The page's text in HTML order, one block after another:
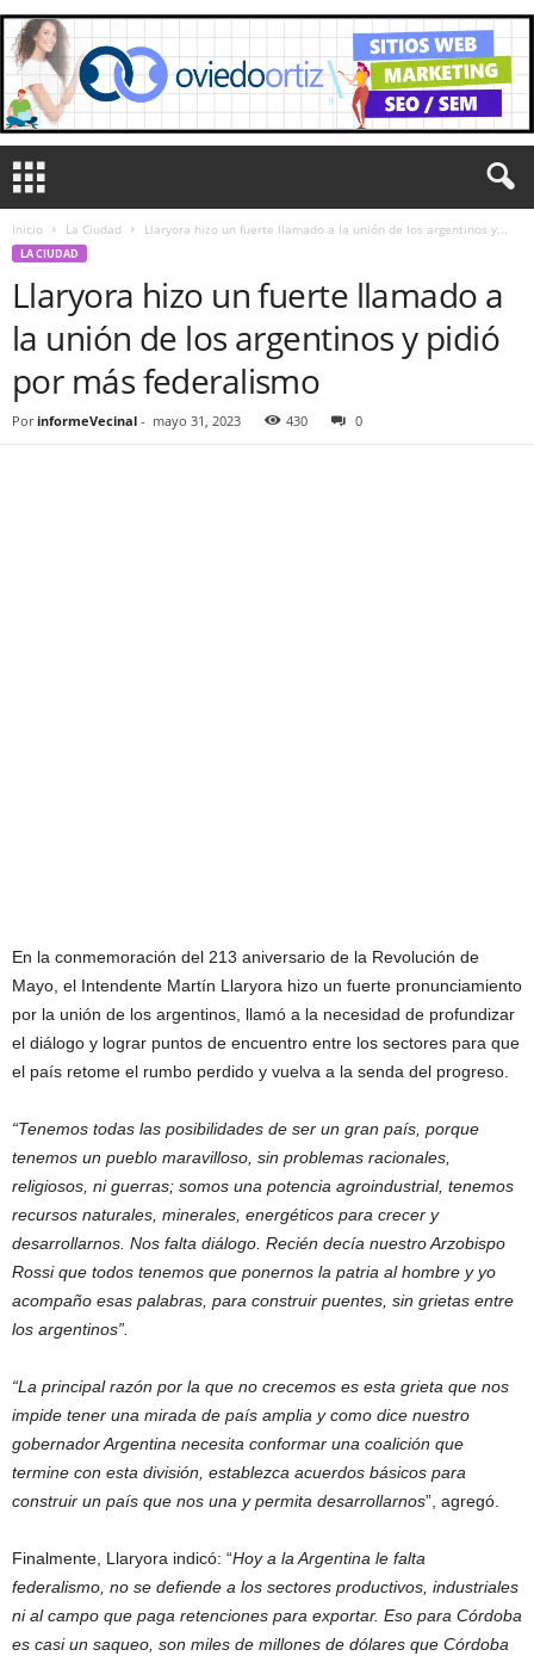
Inicio La Ciudad Llaryora hizo un fuerte llamado a la unión de los argentinos y...
LA CIUDAD
Llaryora hizo un fuerte llamado a
la unión de los argentinos y pidió
por más federalismo
Por informeVecinal - mayo 31, 2023 430 0
En la conmemoración del 213 aniversario de la Revolución de
Mayo, el Intendente Martín Llaryora hizo un fuerte pronunciamiento
por la unión de los argentinos, llamó a la necesidad de profundizar
el diálogo y lograr puntos de encuentro entre los sectores para que
el país retome el rumbo perdido y vuelva a la senda del progreso.
“Tenemos todas las posibilidades de ser un gran país, porque
tenemos un pueblo maravilloso, sin problemas racionales,
religiosos, ni guerras; somos una potencia agroindustrial, tenemos
recursos naturales, minerales, energéticos para crecer y
desarrollarnos. Nos falta diálogo. Recién decía nuestro Arzobispo
Rossi que todos tenemos que ponernos la patria al hombre y yo
acompaño esas palabras, para construir puentes, sin grietas entre
los argentinos”.
“La principal razón por la que no crecemos es esta grieta que nos
impide tener una mirada de país amplia y como dice nuestro
gobernador Argentina necesita conformar una coalición que
termine con esta división, establezca acuerdos básicos para
construir un país que nos una y permita desarrollarnos”, agregó.
Finalmente, Llaryora indicó: “Hoy a la Argentina le falta
federalismo, no se defiende a los sectores productivos, industriales
ni al campo que paga retenciones para exportar. Eso para Córdoba
es casi un saqueo, son miles de millones de dólares que Córdoba